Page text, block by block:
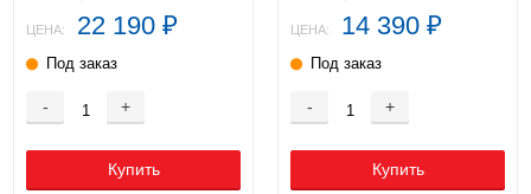
ЦЕНА: 22 190 ₽
Под заказ
- +
Купить
ЦЕНА: 14 390 ₽
Под заказ
- +
Купить